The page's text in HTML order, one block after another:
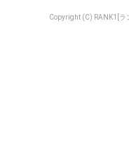
Copyright (C) RANK1[ラ